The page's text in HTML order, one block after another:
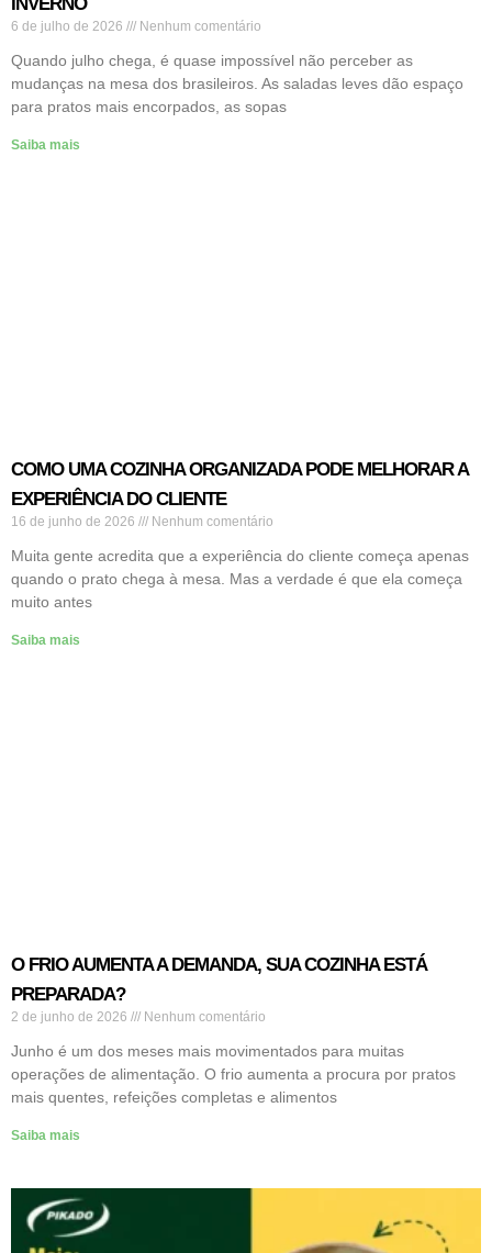
6 de julho de 2026 Nenhum comentário
Quando julho chega, é quase impossível não perceber as
mudanças na mesa dos brasileiros. As saladas leves dão espaço
para pratos mais encorpados, as sopas
Saiba mais
COMO UMA COZINHA ORGANIZADA PODE MELHORAR A
EXPERIÊNCIA DO CLIENTE
16 de junho de 2026 Nenhum comentário
Muita gente acredita que a experiência do cliente começa apenas
quando o prato chega à mesa. Mas a verdade é que ela começa
muito antes
Saiba mais
O FRIO AUMENTA A DEMANDA, SUA COZINHA ESTÁ
PREPARADA?
2 de junho de 2026 Nenhum comentário
Junho é um dos meses mais movimentados para muitas
operações de alimentação. O frio aumenta a procura por pratos
mais quentes, refeições completas e alimentos
Saiba mais